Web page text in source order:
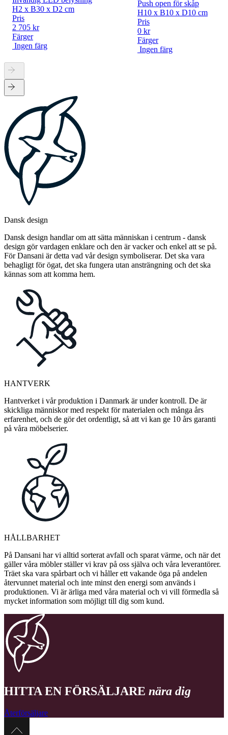
H2 x B30 x D2 cm
Pris
2 705 kr
Färger
Ingen färg
Push open för skåp
H10 x B10 x D10 cm
Pris
0 kr
Färger
Ingen färg
Dansk design
Dansk design handlar om att sätta människan i centrum - dansk
design gör vardagen enklare och den är vacker och enkel att se på.
För Dansani är detta vad vår design symboliserar. Det ska vara
behagligt för ögat, det ska fungera utan ansträngning och det ska
kännas som att komma hem.
HANTVERK
Hantverket i vår produktion i Danmark är under kontroll. De är
skickliga människor med respekt för materialen och många års
erfarenhet, och de gör det ordentligt, så att vi kan ge 10 års garanti
på våra möbelserier.
HÅLLBARHET
På Dansani har vi alltid sorterat avfall och sparat värme, och när det
gäller våra möbler ställer vi krav på oss själva och våra leverantörer.
Träet ska vara spårbart och vi håller ett vakande öga på andelen
återvunnet material och inte minst den energi som används i
produktionen. Vi är ärliga med våra material och vi vill förmedla så
mycket information som möjligt till dig som kund.
HITTA EN FÖRSÄLJARE nära dig
Återförsäljare